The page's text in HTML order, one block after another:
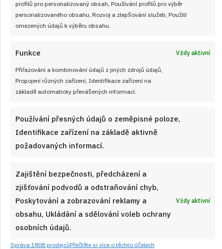
profilů pro personalizovaný obsah, Používání profilů pro výběr
personalizovaného obsahu, Rozvoj a zlepšování služeb, Použití
omezených údajů k výběru obsahu.
Funkce Vždy aktivní
Přiřazování a kombinování údajů z jiných zdrojů údajů,
Propojení různých zařízení, Identifikace zařízení na
základě automaticky přenášených informací.
Používání přesných údajů o zeměpisné poloze,
Identifikace zařízení na základě aktivně
požadovaných informací.
Zajištění bezpečnosti, předcházení a
zjišťování podvodů a odstraňování chyb,
Poskytování a zobrazování reklamy a
obsahu, Ukládání a sdělování voleb ochrany
osobních údajů.
Vždy aktivní
Správa 1808 prodejcůPřečtěte si více o těchto účelech
Jemný ořechový dort z deseti žloutků:
nadýchaný a opravdu vaječný
Prohlédněte si recept s postupem krok za krokem na
vaječný a nadýchaný, se spoustou ořechů a upečte jej na
každou slavnostní příležitost.
ČÍST RECEPT